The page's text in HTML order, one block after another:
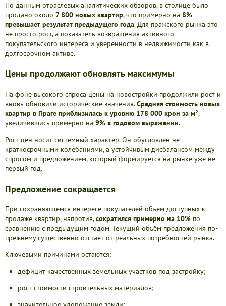
Новостройки
Коммерческие объекты
По данным отраслевых аналитических обзоров, в столице было
продано около 7 800 новых квартир, что примерно на 8%
превышает результат предыдущего года. Для пражского рынка это
не просто рост, а показатель возвращения активного
покупательского интереса и уверенности в недвижимости как в
долгосрочном активе.
Цены продолжают обновлять максимумы
На фоне высокого спроса цены на новостройки продолжили рост и
вновь обновили исторические значения.Средняя стоимость новых
квартир в Праге приблизилась к уровню 178 000 крон за м²,
увеличившись примерно на 9% в годовом выражении.
Рост цен носит системный характер. Он обусловлен не
краткосрочными колебаниями, а устойчивым дисбалансом между
спросом и предложением, который формируется на рынке уже не
первый год.
Предложение сокращается
При сохраняющемся интересе покупателей объём доступных к
продаже квартир, напротив,сократился примерно на 10% по
сравнению с предыдущим годом. Текущий объём предложения по-
прежнему существенно отстаёт от реальных потребностей рынка.
Ключевыми причинами остаются:
дефицит качественных земельных участков под застройку;
рост стоимости строительных материалов;